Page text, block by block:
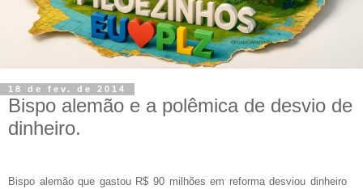
18 de fev. de 2014
Bispo alemão e a polêmica de desvio de
dinheiro.
Bispo alemão que gastou R$ 90 milhões em reforma desviou dinheiro